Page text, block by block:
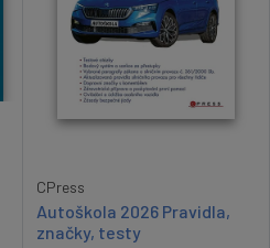
CPress
Autoškola 2026 Pravidla,
značky, testy